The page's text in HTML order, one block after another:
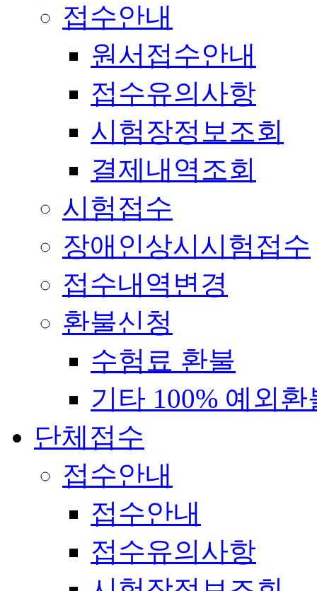
접수안내
원서접수안내
접수유의사항
시험장정보조회
결제내역조회
시험접수
장애인상시시험접수
접수내역변경
환불신청
수험료 환불
기타 100% 예외환
단체접수
접수안내
접수안내
접수유의사항